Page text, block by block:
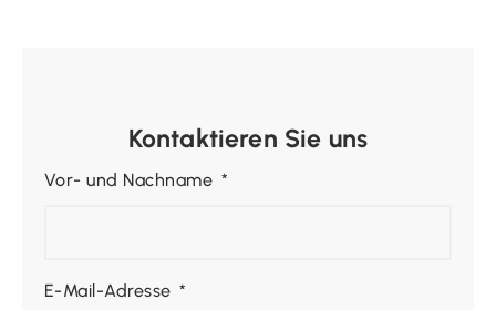
Kontaktieren Sie uns
Vor- und Nachname
E-Mail-Adresse